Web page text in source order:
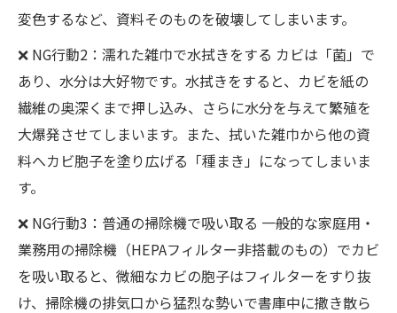
変色するなど、資料そのものを破壊してしまいます。
❌ NG行動2：濡れた雑巾で水拭きをする カビは「菌」で
あり、水分は大好物です。水拭きをすると、カビを紙の
繊維の奥深くまで押し込み、さらに水分を与えて繁殖を
大爆発させてしまいます。また、拭いた雑巾から他の資
料へカビ胞子を塗り広げる「種まき」になってしまいま
す。
❌ NG行動3：普通の掃除機で吸い取る 一般的な家庭用・
業務用の掃除機（HEPAフィルター非搭載のもの）でカビ
を吸い取ると、微細なカビの胞子はフィルターをすり抜
け、掃除機の排気口から猛烈な勢いで書庫中に撒き散ら